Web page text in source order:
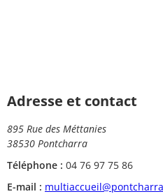
Adresse et contact
895 Rue des Méttanies
38530 Pontcharra
Téléphone : 04 76 97 75 86
E-mail :